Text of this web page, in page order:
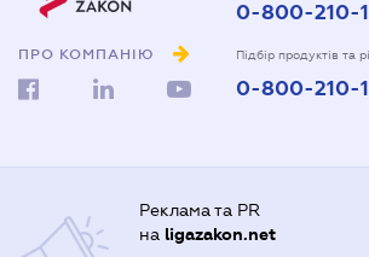
ПРО КОМПАНІЮ
0-800-210-
Підбір продуктів та
0-800-210-
Реклама та PR
на ligazakon.net